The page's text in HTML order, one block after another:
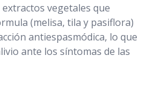
vegetales que
(melisa, tila y pasiflora)
antiespasmódica, lo que
ante los síntomas de las